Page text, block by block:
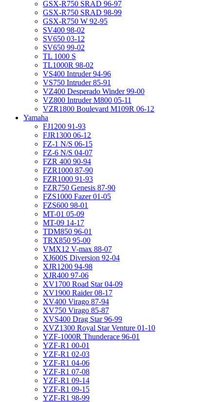
GSX-R750 SRAD 96-97
GSX-R750 SRAD 98-99
GSX-R750 W 92-95
SV400 98-02
SV650 03-12
SV650 99-02
TL 1000 S
TL1000R 98-02
VS400 Intruder 94-96
VS750 Intruder 85-91
VZ400 Desperado Winder 99-00
VZ800 Intruder M800 05-11
VZR1800 Boulevard M109R 06-12
Yamaha
FJ1200 91-93
FJR1300 06-12
FZ-1 N/S 06-15
FZ-6 N/S 04-07
FZR 400 90-94
FZR1000 87-90
FZR1000 91-93
FZR750 Genesis 87-90
FZS1000 Fazer 01-05
FZS600 98-01
MT-01 05-09
MT-09 14-17
TDM850 96-01
TRX850 95-00
VMX12 V-max 88-07
XJ600S Diversion 92-04
XJR1200 94-98
XJR400 97-06
XV1700 Road Star 04-09
XV1900 Raider 08-17
XV400 Virago 87-94
XV750 Virago 85-87
XVS400 Drag Star 96-99
XVZ1300 Royal Star Venture 01-10
YZF-1000R Thunderace 96-01
YZF-R1 00-01
YZF-R1 02-03
YZF-R1 04-06
YZF-R1 07-08
YZF-R1 09-14
YZF-R1 09-15
YZF-R1 98-99